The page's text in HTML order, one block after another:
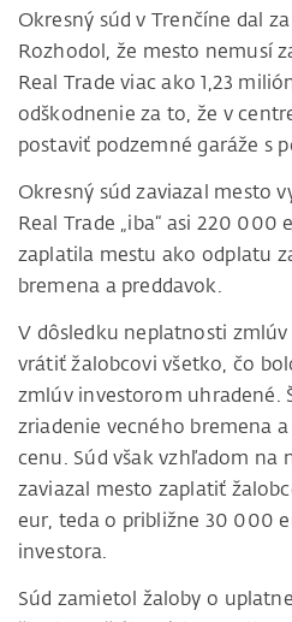
Okresný súd v Trenčíne dal
Rozhodol, že mesto nemusí
Real Trade viac ako 1,23
odškodnenie za to, že v
postaviť podzemné garáže s
Okresný súd zaviazal mesto
Real Trade „iba“ asi 220
zaplatila mestu ako odplatu
bremena a preddavok.
V dôsledku neplatnosti
vrátiť žalobcovi všetko, čo
zmlúv investorom uhradené.
zriadenie vecného bremena
cenu. Súd však vzhľadom na
zaviazal mesto zaplatiť
eur, teda o približne 30 000
investora.
Súd zamietol žaloby o